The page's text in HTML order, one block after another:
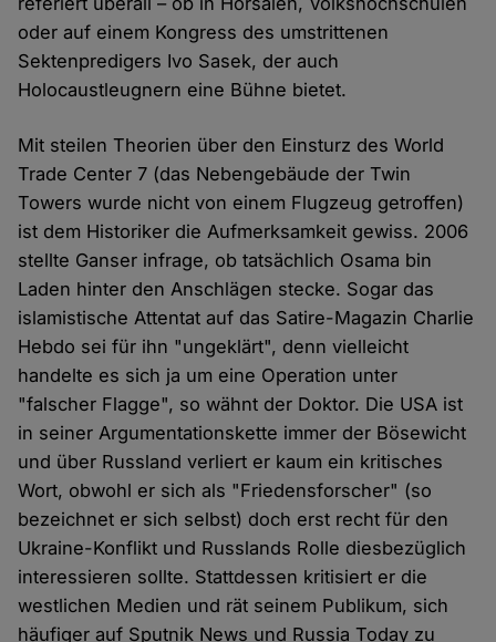
oder auf einem Kongress des umstrittenen
Sektenpredigers Ivo Sasek, der auch
Holocaustleugnern eine Bühne bietet.
Mit steilen Theorien über den Einsturz des World
Trade Center 7 (das Nebengebäude der Twin
Towers wurde nicht von einem Flugzeug getroffen)
ist dem Historiker die Aufmerksamkeit gewiss. 2006
stellte Ganser infrage, ob tatsächlich Osama bin
Laden hinter den Anschlägen stecke. Sogar das
islamistische Attentat auf das Satire-Magazin Charlie
Hebdo sei für ihn "ungeklärt", denn vielleicht
handelte es sich ja um eine Operation unter
"falscher Flagge", so wähnt der Doktor. Die USA ist
in seiner Argumentationskette immer der Bösewicht
und über Russland verliert er kaum ein kritisches
Wort, obwohl er sich als "Friedensforscher" (so
bezeichnet er sich selbst) doch erst recht für den
Ukraine-Konflikt und Russlands Rolle diesbezüglich
interessieren sollte. Stattdessen kritisiert er die
westlichen Medien und rät seinem Publikum, sich
häufiger auf Sputnik News und Russia Today zu